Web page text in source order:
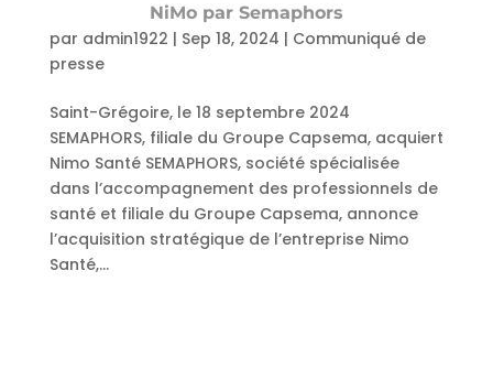
NiMo par Semaphors
par admin1922 | Sep 18, 2024 | Communiqué de
presse
Saint-Grégoire, le 18 septembre 2024
SEMAPHORS, filiale du Groupe Capsema, acquiert
Nimo Santé SEMAPHORS, société spécialisée
dans l’accompagnement des professionnels de
santé et filiale du Groupe Capsema, annonce
l’acquisition stratégique de l’entreprise Nimo
Santé,...